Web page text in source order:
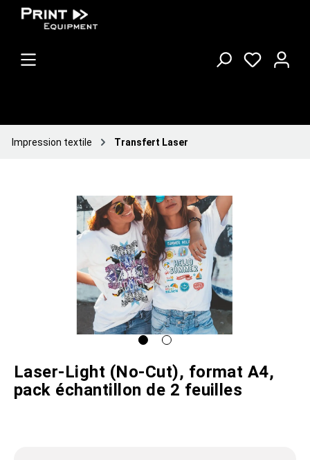
Impression textile Transfert Laser
Laser-Light (No-Cut), format A4,
pack échantillon de 2 feuilles